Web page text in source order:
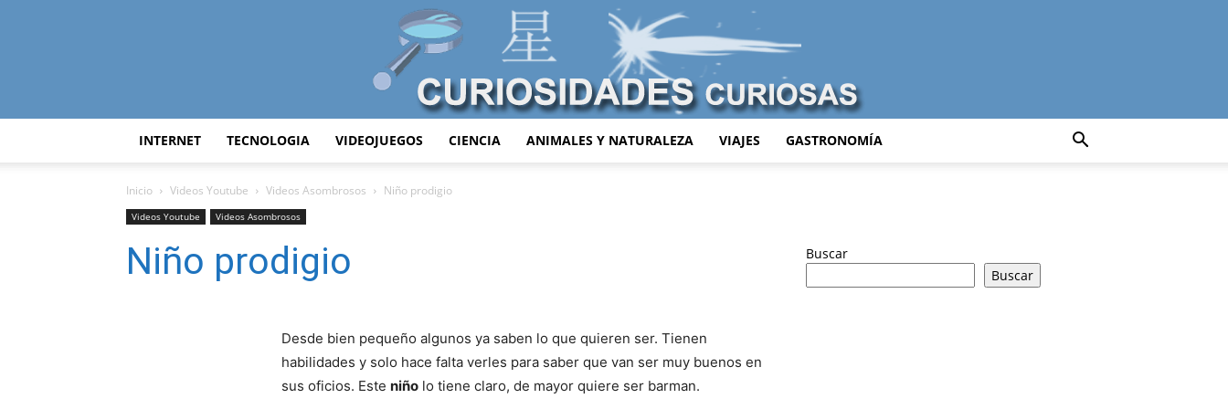
INTERNET TECNOLOGIA VIDEOJUEGOS CIENCIA ANIMALES Y NATURALEZA VIAJES GASTRONOMÍA
Inicio Videos Youtube Videos Asombrosos Niño prodigio
Videos Youtube Videos Asombrosos
Niño prodigio
Desde bien pequeño algunos ya saben lo que quieren ser. Tienen
habilidades y solo hace falta verles para saber que van ser muy buenos en
sus oficios. Este niño lo tiene claro, de mayor quiere ser barman.
Buscar
Buscar